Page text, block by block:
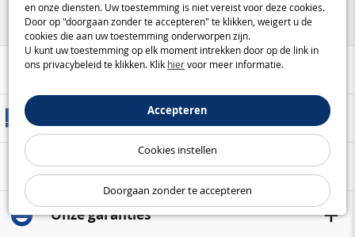
en onze diensten. Uw toestemming is niet vereist voor deze cookies.
Door op "doorgaan zonder te accepteren" te klikken, weigert u de
cookies die aan uw toestemming onderworpen zijn.
U kunt uw toestemming op elk moment intrekken door op de link in
ons privacybeleid te klikken. Klik hiervoor meer informatie.
Accepteren
Cookies instellen
Doorgaan zonder te accepteren
Hulp / Contact
Leveringsmethoden
Veilige betaling
Onze garanties